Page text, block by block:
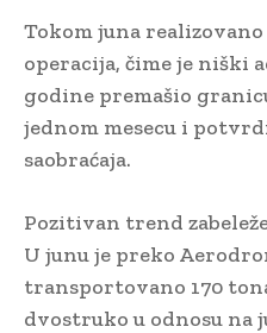
Tokom juna
operacija, čime je niški
godine premašio
jednom mesecu i
saobraćaja.
Pozitivan trend
U junu je preko
transportovano 170
dvostruko u odnosu na